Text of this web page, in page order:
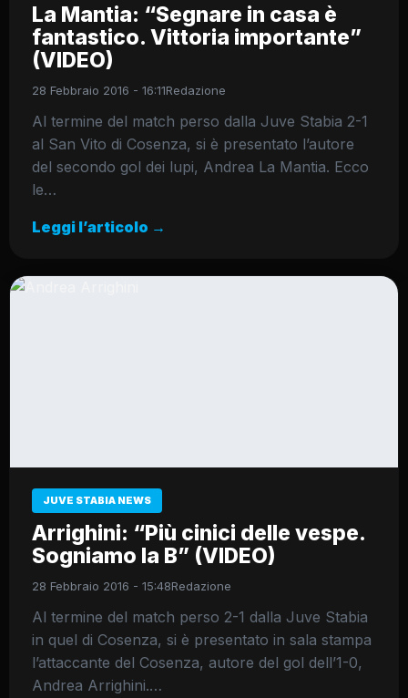
La Mantia: “Segnare in casa è
fantastico. Vittoria importante”
(VIDEO)
28 Febbraio 2016 - 16:11Redazione
Al termine del match perso dalla Juve Stabia 2-1
al San Vito di Cosenza, si è presentato l’autore
del secondo gol dei lupi, Andrea La Mantia. Ecco
le…
Leggi l’articolo →
JUVE STABIA NEWS
Arrighini: “Più cinici delle vespe.
Sogniamo la B” (VIDEO)
28 Febbraio 2016 - 15:48Redazione
Al termine del match perso 2-1 dalla Juve Stabia
in quel di Cosenza, si è presentato in sala stampa
l’attaccante del Cosenza, autore del gol dell’1-0,
Andrea Arrighini.…